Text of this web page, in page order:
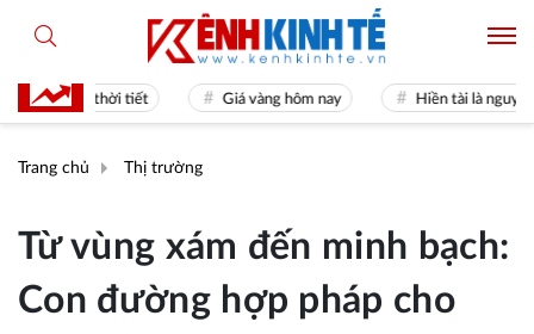
báo thời tiết Giá vàng hôm nay Hiền tài là nguyên khí
Trang chủ Thị trường
Từ vùng xám đến minh bạch:
Con đường hợp pháp cho